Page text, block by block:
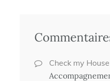
Check my House